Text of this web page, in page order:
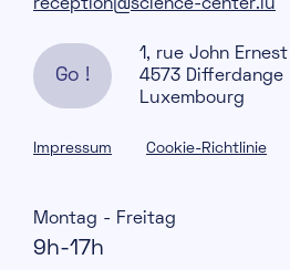
reception@science-center.lu
Go !
1, rue John
4573 Differdange
Luxembourg
Impressum Cookie-Richtlinie
Montag - Freitag
9h-17h